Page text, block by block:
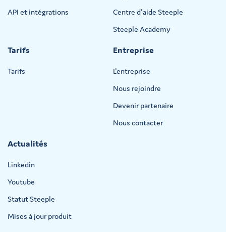
API et intégrations
Centre d'aide Steeple
Steeple Academy
Tarifs
Tarifs
Entreprise
L'entreprise
Nous rejoindre
Devenir partenaire
Nous contacter
Actualités
Linkedin
Youtube
Statut Steeple
Mises à jour produit